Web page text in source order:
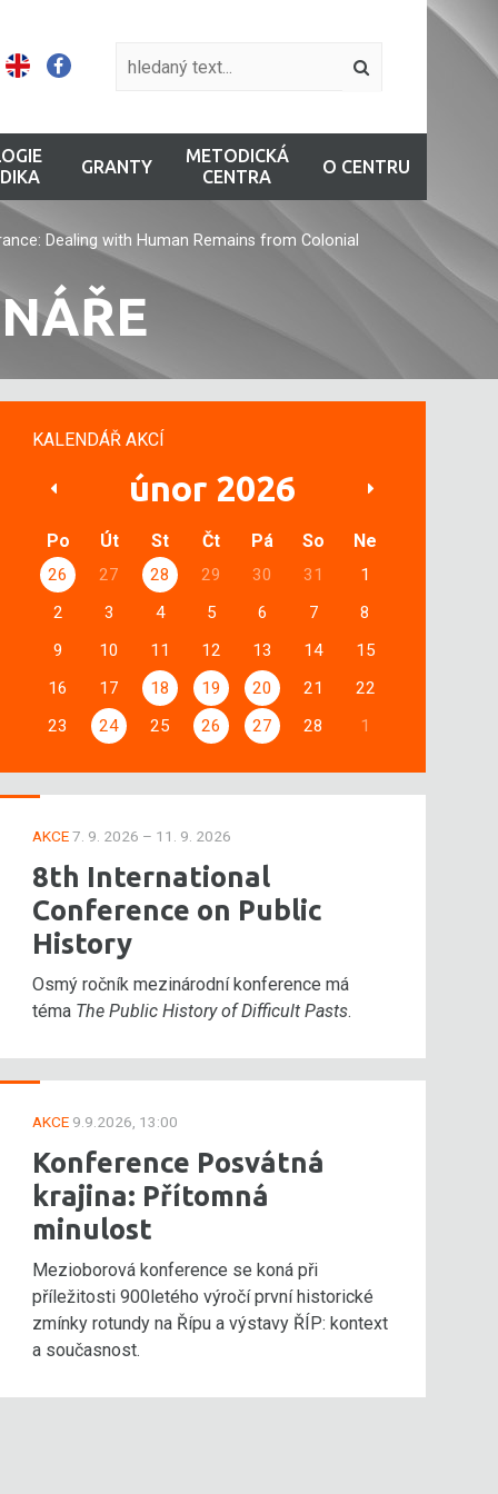
GRANTY
METODICKÁ
CENTRA
O CENTRU
Dealing with Human Remains from Colonial
KALENDÁŘ AKCÍ
únor 2026
Po Út St Čt Pá So Ne
26 27 28 29 30 31
1
2
3 4 5 6 7
8
9
10 11 12 13 14
15
16
17 18 19 20 21
22
23
24 25 26 27 28 1
AKCE7. 9. 2026 – 11. 9. 2026
8th International
Conference on Public
History
Osmý ročník mezinárodní konference má
téma The Public History of Difficult Pasts.
AKCE 9.9.2026, 13:00
Konference Posvátná
krajina: Přítomná
minulost
Mezioborová konference se koná při
příležitosti 900letého výročí první historické
zmínky rotundy na Řípu a výstavy ŘÍP: kontext
a současnost.